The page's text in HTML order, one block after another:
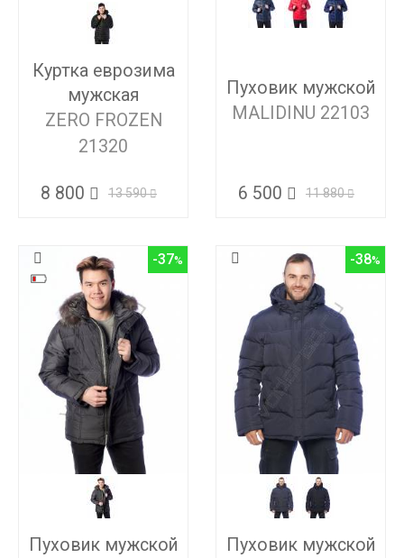
Куртка еврозима
мужская
ZERO FROZEN
21320
8 800 13 590
Пуховик мужской
MALIDINU 22103
6 500 11 880
-37
Пуховик мужской
-38
Пуховик мужской